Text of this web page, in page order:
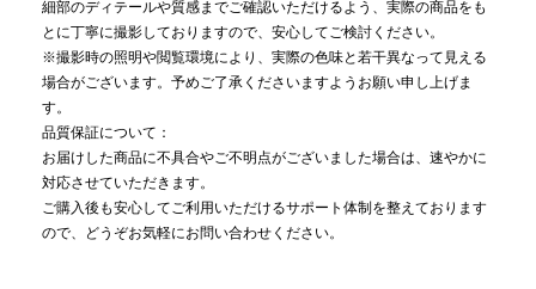
細部のディテールや質感までご確認いただけるよう、実際の商品をも
とに丁寧に撮影しておりますので、安心してご検討ください。
※撮影時の照明や閲覧環境により、実際の色味と若干異なって見える
場合がございます。予めご了承くださいますようお願い申し上げま
す。
品質保証について：
お届けした商品に不具合やご不明点がございました場合は、速やかに
対応させていただきます。
ご購入後も安心してご利用いただけるサポート体制を整えております
ので、どうぞお気軽にお問い合わせください。